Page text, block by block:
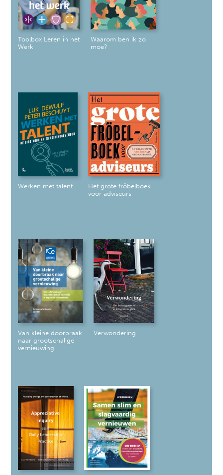
Toolbox Leren in het
Werk
Waarom ben ik zo
moe?
Werken met talent
Het grote fröbelboek
voor adviseurs
Van kleine doorbraak
naar grootschalige
vernieuwing
Verwondering